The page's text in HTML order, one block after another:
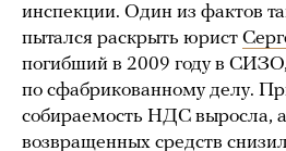
инспекции. Один из фактов
пытался раскрыть юрист
погибший в 2009 году в СИЗО,
по сфабрикованному делу.
собираемость НДС выросла,
возвращенных средств